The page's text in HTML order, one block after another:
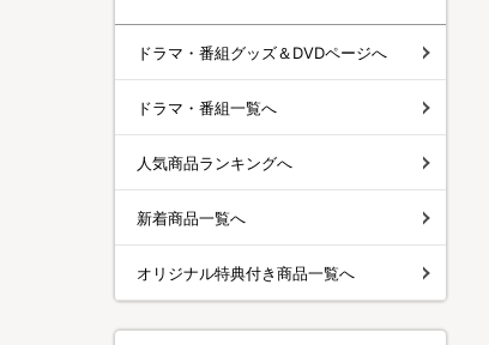
ドラマ・番組グッズ＆DVDページへ
ドラマ・番組一覧へ
人気商品ランキングへ
新着商品一覧へ
オリジナル特典付き商品一覧へ